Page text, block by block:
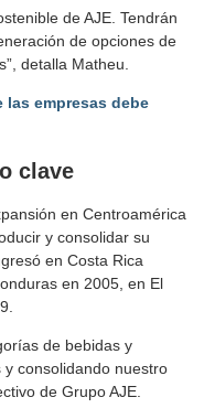
de AJE. Tendrán
de opciones de
detalla Matheu.
las empresas debe
clave
en Centroamérica
y consolidar su
en Costa Rica
en 2005, en El
de bebidas y
consolidando nuestro
de Grupo AJE.